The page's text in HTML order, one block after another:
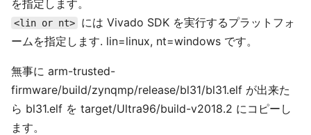
を指定します。
<lin or nt>
には Vivado SDK を実行するプラットフォ
ームを指定します. lin=linux, nt=windows です。
無事に arm-trusted-
firmware/build/zynqmp/release/bl31/bl31.elf が出来た
ら bl31.elf を target/Ultra96/build-v2018.2 にコピーし
ます。